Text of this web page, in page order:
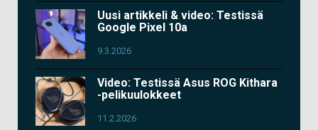
Uusi artikkeli & video: Testissä
Google Pixel 10a
9.3.2026
Video: Testissä Asus ROG Kithara
-pelikuulokkeet
11.2.2026